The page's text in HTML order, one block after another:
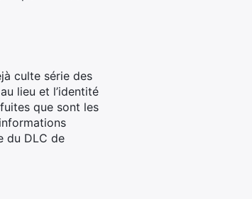
culte série des
lieu et l’identité
que sont les
du DLC de